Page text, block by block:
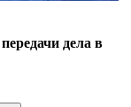
дела в